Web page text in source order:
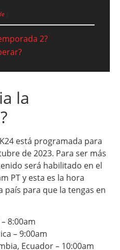
2?
la
está programada para
de 2023. Para ser más
será habilitado en el
PT y esta es la hora
para que la tengas en
8:00am
– 9:00am
Ecuador – 10:00am